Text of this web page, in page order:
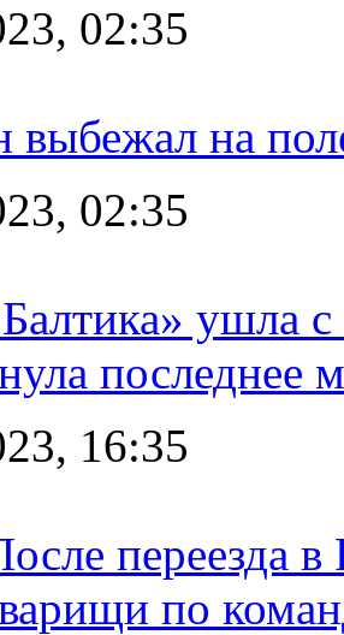
02:35
выбежал на
02:35
ушла с
последнее
16:35
переезда
по